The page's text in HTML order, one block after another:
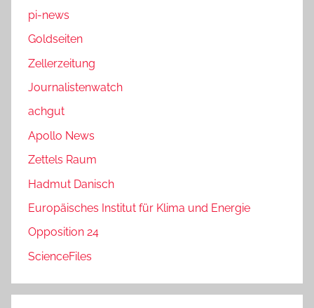
pi-news
Goldseiten
Zellerzeitung
Journalistenwatch
achgut
Apollo News
Zettels Raum
Hadmut Danisch
Europäisches Institut für Klima und Energie
Opposition 24
ScienceFiles